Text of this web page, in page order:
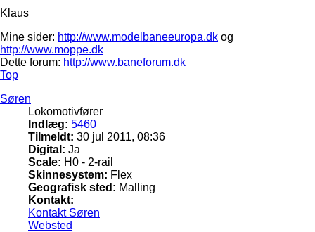
Klaus
Mine sider: http://www.modelbaneeuropa.dk og
http://www.moppe.dk
Dette forum: http://www.baneforum.dk
Top
Søren
Lokomotivfører
Indlæg: 5460
Tilmeldt: 30 jul 2011, 08:36
Digital: Ja
Scale: H0 - 2-rail
Skinnesystem: Flex
Geografisk sted: Malling
Kontakt:
Kontakt Søren
Websted